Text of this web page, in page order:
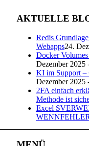
AKTUELLE
Redis
Webapps24.
Docker
Dezember 2025
KI im Support –
Dezember 2025
2FA einfach
Methode ist
Excel
WENNFEHLER